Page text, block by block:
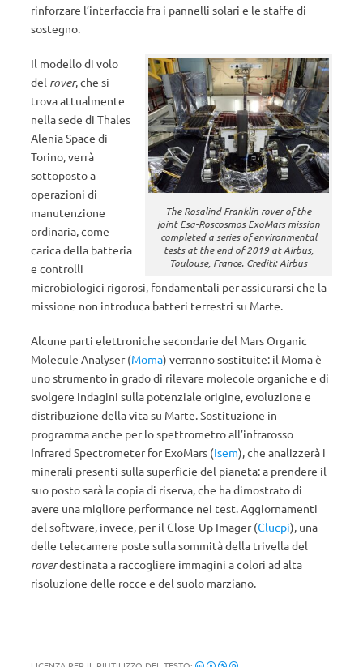
rinforzare l’interfaccia fra i pannelli solari e le staffe di
sostegno.
The Rosalind Franklin rover of the
joint Esa-Roscosmos ExoMars mission
completed a series of environmental
tests at the end of 2019 at Airbus,
Toulouse, France. Crediti: Airbus
Il modello di volo
del rover, che si
trova attualmente
nella sede di Thales
Alenia Space di
Torino, verrà
sottoposto a
operazioni di
manutenzione
ordinaria, come
carica della batteria
e controlli
microbiologici rigorosi, fondamentali per assicurarsi che la
missione non introduca batteri terrestri su Marte.
Alcune parti elettroniche secondarie del Mars Organic
Molecule Analyser (Moma) verranno sostituite: il Moma è
uno strumento in grado di rilevare molecole organiche e di
svolgere indagini sulla potenziale origine, evoluzione e
distribuzione della vita su Marte. Sostituzione in
programma anche per lo spettrometro all’infrarosso
Infrared Spectrometer for ExoMars (Isem), che analizzerà i
minerali presenti sulla superficie del pianeta: a prendere il
suo posto sarà la copia di riserva, che ha dimostrato di
avere una migliore performance nei test. Aggiornamenti
del software, invece, per il Close-Up Imager (Clucpi), una
delle telecamere poste sulla sommità della trivella del
roverdestinata a raccogliere immagini a colori ad alta
risoluzione delle rocce e del suolo marziano.